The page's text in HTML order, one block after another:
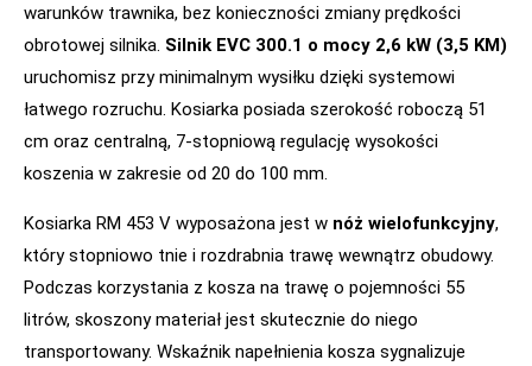
warunków trawnika, bez konieczności zmiany prędkości
obrotowej silnika. Silnik EVC 300.1 o mocy 2,6 kW (3,5 KM)
uruchomisz przy minimalnym wysiłku dzięki systemowi
łatwego rozruchu. Kosiarka posiada szerokość roboczą 51
cm oraz centralną, 7-stopniową regulację wysokości
koszenia w zakresie od 20 do 100 mm.
Kosiarka RM 453 V wyposażona jest w nóż wielofunkcyjny,
który stopniowo tnie i rozdrabnia trawę wewnątrz obudowy.
Podczas korzystania z kosza na trawę o pojemności 55
litrów, skoszony materiał jest skutecznie do niego
transportowany. Wskaźnik napełnienia kosza sygnalizuje